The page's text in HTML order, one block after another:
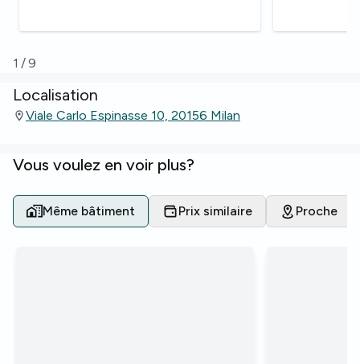
1/9
Localisation
Viale Carlo Espinasse 10, 20156 Milan
Vous voulez en voir plus?
Même bâtiment Prix similaire Proche